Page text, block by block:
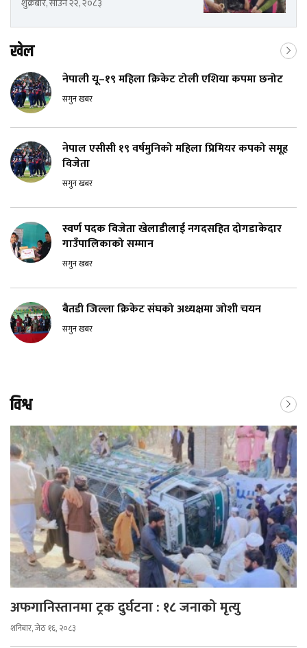
शुक्रबार, साउन २२, २०८३
खेल
नेपाली यू–१९ महिला क्रिकेट टोली एशिया कपमा छनोट
सगुन खबर
नेपाल एसीसी १९ वर्षमुनिको महिला प्रिमियर कपको समूह
विजेता
सगुन खबर
स्वर्ण पदक विजेता खेलाडीलाई नगदसहित दोगडाकेदार
गाउँपालिकाको सम्मान
सगुन खबर
बैतडी जिल्ला क्रिकेट संघको अध्यक्षमा जोशी चयन
सगुन खबर
विश्व
अफगानिस्तानमा ट्रक दुर्घटना : १८ जनाको मृत्यु
शनिबार, जेठ १६, २०८३